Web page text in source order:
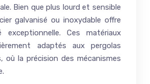
Bien que plus lourd et sensible
galvanisé ou inoxydable offre
exceptionnelle. Ces matériaux
adaptés aux pergolas
où la précision des mécanismes